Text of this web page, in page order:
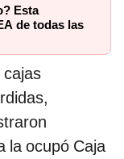
Esta
de todas las
cajas
la ocupó Caja